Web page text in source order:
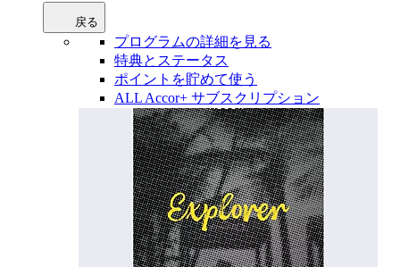
戻る
プログラムの詳細を見る
特典とステータス
ポイントを貯めて使う
ALL Accor+ サブスクリプション